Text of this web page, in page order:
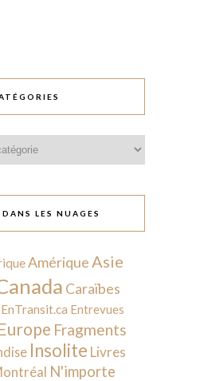
LES NUAGES
Amérique Asie
Caraïbes
EnTransit.ca Entrevues
Fragments
Insolite Livres
N'importe